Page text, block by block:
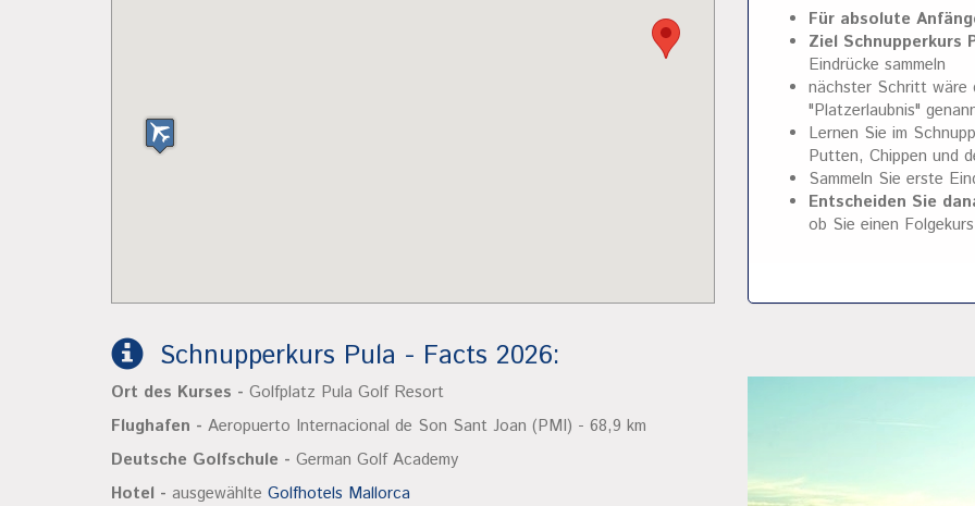
Für absolute
Ziel Schnupperkurs
Eindrücke sammeln
nächster Schritt wäre
"Platzerlaubnis"
Lernen Sie im
Putten, Chippen und
Sammeln Sie erste
Entscheiden Sie
ob Sie einen
Schnupperkurs Pula - Facts 2026:
Ort des Kurses - Golfplatz Pula Golf Resort
Flughafen - Aeropuerto Internacional de Son Sant Joan (PMI) - 68,9 km
Deutsche Golfschule - German Golf Academy
Hotel - ausgewählte Golfhotels Mallorca